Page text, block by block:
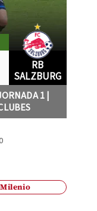
RB
SALZBURG
1 |
Milenio